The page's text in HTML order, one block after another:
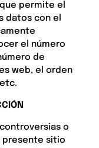
permite el
datos con el
el número
de
web, el orden
o
presente sitio